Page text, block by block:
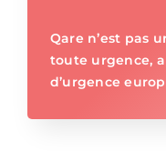
Qare n’est pas
toute urgence,
d’urgence